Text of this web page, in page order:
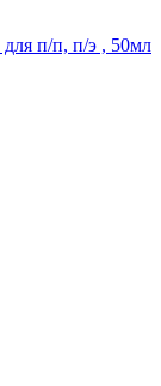
п/п, п/э , 50мл